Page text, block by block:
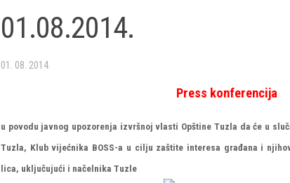
01.08.2014.
01. 08. 2014.
Press konferencija
u povodu javnog upozorenja izvršnoj vlasti Opštine Tuzla da će u
Tuzla, Klub vijećnika BOSS-a u cilju zaštite interesa građana i
lica, uključujući i načelnika Tuzle